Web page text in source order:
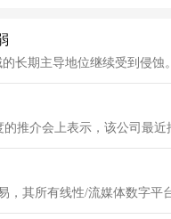
长期主导地位继续受到侵蚀。
推介会上表示，该公司最近
，其所有线性/流媒体数字平